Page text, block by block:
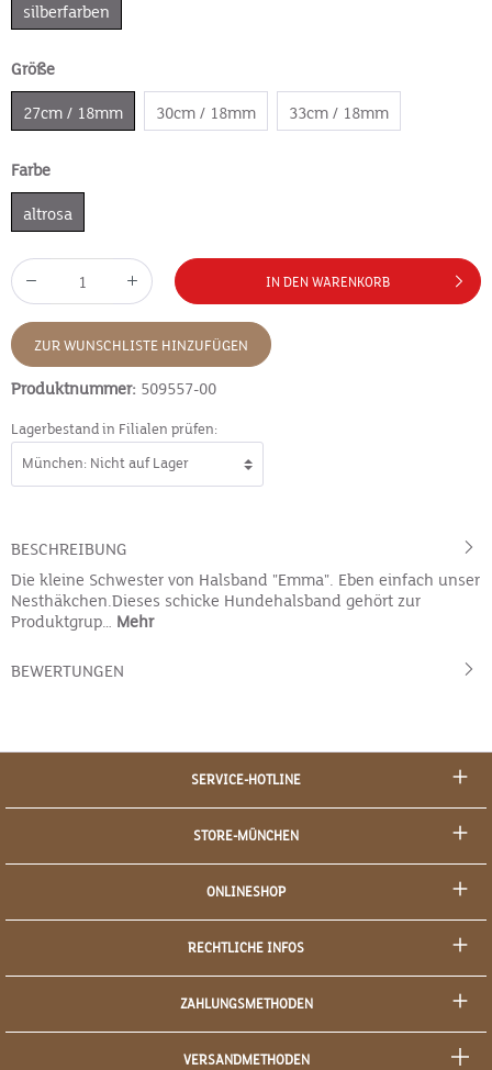
silberfarben
Größe
27cm / 18mm 30cm / 18mm 33cm / 18mm
Farbe
altrosa
IN DEN WARENKORB
ZUR WUNSCHLISTE HINZUFÜGEN
Produktnummer: 509557-00
Lagerbestand in Filialen prüfen:
BESCHREIBUNG
Die kleine Schwester von Halsband "Emma". Eben einfach unser
Nesthäkchen.Dieses schicke Hundehalsband gehört zur
Produktgrup… Mehr
BEWERTUNGEN
SERVICE-HOTLINE
STORE-MÜNCHEN
ONLINESHOP
RECHTLICHE INFOS
ZAHLUNGSMETHODEN
VERSANDMETHODEN